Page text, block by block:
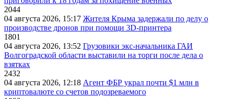
2044
04 августа 2026, 15:17 Жителя Крыма задержали по делу о
производстве дронов при помощи 3D‑принтера
1801
04 августа 2026, 13:52 Грузовики экс-начальника ГАИ
Волгоградской области выставили на торги после дела о
взятках
2432
04 августа 2026, 12:18 Агент ФБР украл почти $1 млн в
криптовалюте со счетов подозреваемого